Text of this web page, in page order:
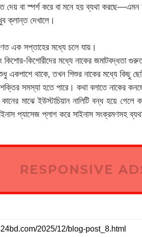
দেয় বা স্পর্শ করে বা মনে হয় ব্যথা করছে—এমন
ক্লান্ত দেখালে।
এক সপ্তাহের মধ্যে চলে যায়।
কিশোরীদের মধ্যে নাকের জমাটবদ্ধতা
একপাশে থাকে, তখন শিশুর নাকের মধ্যে কিছু
সমস্যা হতে পারে। কথা বলাতে নাকের
মাঝে ইউস্টাচিয়ান নালিটি বন্ধ হয়ে
প্যাসেজ প্লাগ করে সাইনাস সংক্রমণসহ
RESPONSIVE